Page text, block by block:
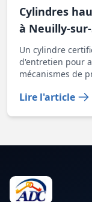
Cylindres
à Neuilly-
serrures
Un cylindre
d'entretien pour
mécanismes de
Lire l'article